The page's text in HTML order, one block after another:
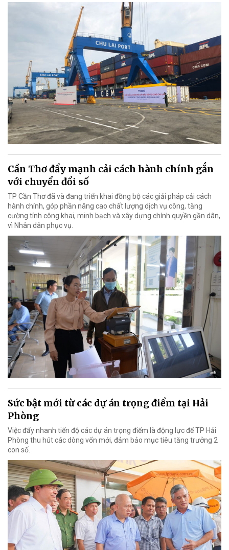
Cần Thơ đẩy mạnh cải cách hành chính gắn
với chuyển đổi số
TP Cần Thơ đã và đang triển khai đồng bộ các giải pháp cải cách
hành chính, góp phần nâng cao chất lượng dịch vụ công, tăng
cường tính công khai, minh bạch và xây dựng chính quyền gần dân,
vì Nhân dân phục vụ.
Sức bật mới từ các dự án trọng điểm tại Hải
Phòng
Việc đẩy nhanh tiến độ các dự án trọng điểm là động lực để TP Hải
Phòng thu hút các dòng vốn mới, đảm bảo mục tiêu tăng trưởng 2
con số.